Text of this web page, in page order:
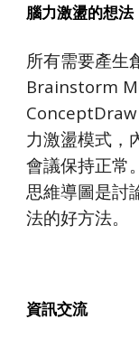
腦力激盪的想法
所有需要產生
Brainstorm
ConceptDraw
力激盪模式，
會議保持正常
思維導圖是討
法的好方法。
資訊交流